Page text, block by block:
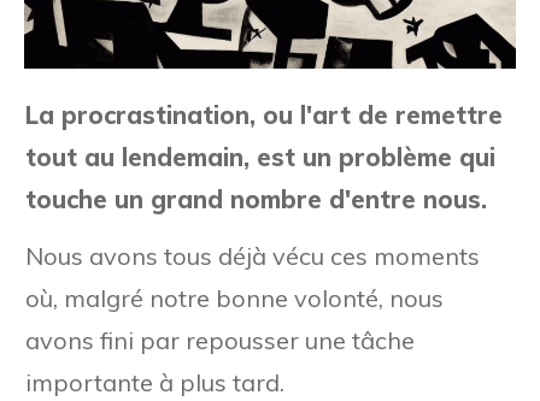
La procrastination, ou l'art de remettre
tout au lendemain, est un problème qui
touche un grand nombre d'entre nous.
Nous avons tous déjà vécu ces moments
où, malgré notre bonne volonté, nous
avons fini par repousser une tâche
importante à plus tard.